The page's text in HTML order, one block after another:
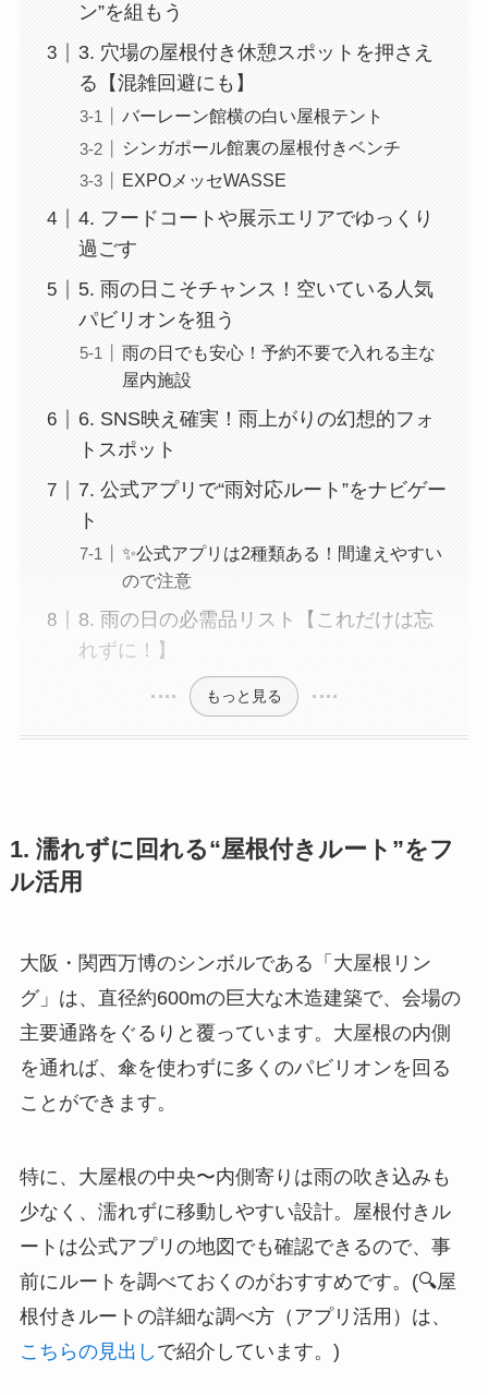
ン”を組もう
3. 穴場の屋根付き休憩スポットを押さえ
る【混雑回避にも】
バーレーン館横の白い屋根テント
シンガポール館裏の屋根付きベンチ
EXPOメッセWASSE
4. フードコートや展示エリアでゆっくり
過ごす
5. 雨の日こそチャンス！空いている人気
パビリオンを狙う
雨の日でも安心！予約不要で入れる主な
屋内施設
6. SNS映え確実！雨上がりの幻想的フォ
トスポット
7. 公式アプリで“雨対応ルート”をナビゲー
ト
✨公式アプリは2種類ある！間違えやすい
ので注意
8. 雨の日の必需品リスト【これだけは忘
れずに！】
もっと見る
1. 濡れずに回れる“屋根付きルート”をフ
ル活用
大阪・関西万博のシンボルである「大屋根リン
グ」は、直径約600mの巨大な木造建築で、会場の
主要通路をぐるりと覆っています。大屋根の内側
を通れば、傘を使わずに多くのパビリオンを回る
ことができます。
特に、大屋根の中央〜内側寄りは雨の吹き込みも
少なく、濡れずに移動しやすい設計。屋根付きル
ートは公式アプリの地図でも確認できるので、事
前にルートを調べておくのがおすすめです。(🔍屋
根付きルートの詳細な調べ方（アプリ活用）は、
こちらの見出し で紹介しています。)